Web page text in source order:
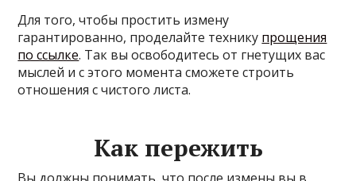
Для того, чтобы простить измену
гарантированно, проделайте технику прощения
по ссылке. Так вы освободитесь от гнетущих вас
мыслей и с этого момента сможете строить
отношения с чистого листа.
Как пережить